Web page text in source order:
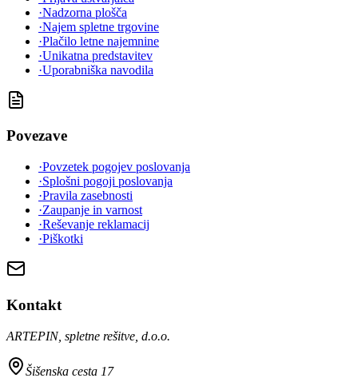
·Nadzorna plošča
·Najem spletne trgovine
·Plačilo letne najemnine
·Unikatna predstavitev
·Uporabniška navodila
Povezave
·Povzetek pogojev poslovanja
·Splošni pogoji poslovanja
·Pravila zasebnosti
·Zaupanje in varnost
·Reševanje reklamacij
·Piškotki
Kontakt
ARTEPIN, spletne rešitve, d.o.o.
Šišenska cesta 17